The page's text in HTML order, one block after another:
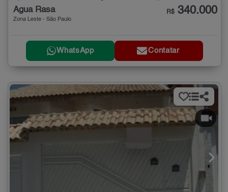
Água Rasa
Zona Leste - São Paulo
R$ 340.000
WhatsApp Contatar